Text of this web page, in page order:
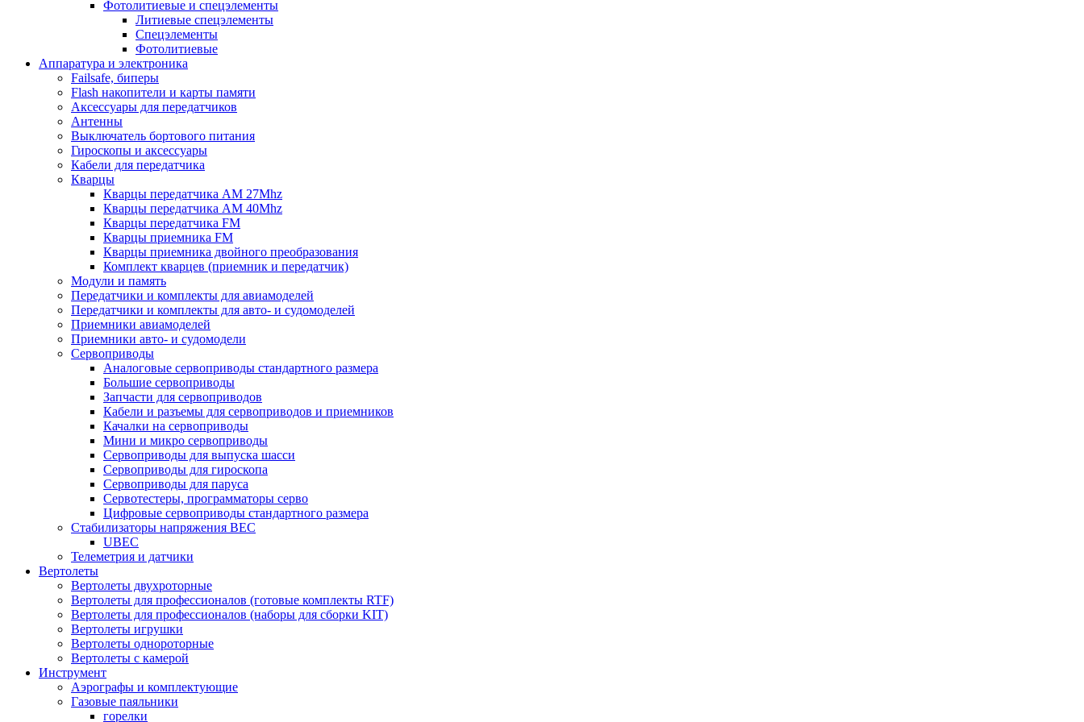
Фотолитиевые и спецэлементы
Литиевые спецэлементы
Спецэлементы
Фотолитиевые
Аппаратура и электроника
Failsafe, биперы
Flash накопители и карты памяти
Аксессуары для передатчиков
Антенны
Выключатель бортового питания
Гироскопы и аксессуары
Кабели для передатчика
Кварцы
Кварцы передатчика AM 27Mhz
Кварцы передатчика AM 40Mhz
Кварцы передатчика FM
Кварцы приемника FM
Кварцы приемника двойного преобразования
Комплект кварцев (приемник и передатчик)
Модули и память
Передатчики и комплекты для авиамоделей
Передатчики и комплекты для авто- и судомоделей
Приемники авиамоделей
Приемники авто- и судомодели
Сервоприводы
Аналоговые сервоприводы стандартного размера
Большие сервоприводы
Запчасти для сервоприводов
Кабели и разъемы для сервоприводов и приемников
Качалки на сервоприводы
Мини и микро сервоприводы
Сервоприводы для выпуска шасси
Сервоприводы для гироскопа
Сервоприводы для паруса
Сервотестеры, программаторы серво
Цифровые сервоприводы стандартного размера
Стабилизаторы напряжения BEC
UBEC
Телеметрия и датчики
Вертолеты
Вертолеты двухроторные
Вертолеты для профессионалов (готовые комплекты RTF)
Вертолеты для профессионалов (наборы для сборки KIT)
Вертолеты игрушки
Вертолеты однороторные
Вертолеты с камерой
Инструмент
Аэрографы и комплектующие
Газовые паяльники
горелки